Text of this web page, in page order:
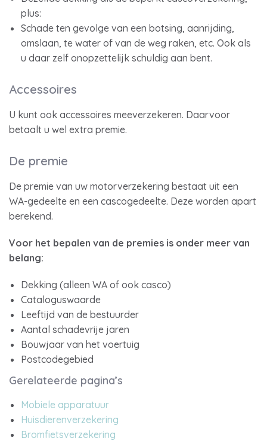
plus:
Schade ten gevolge van een botsing, aanrijding,
omslaan, te water of van de weg raken, etc. Ook als
u daar zelf onopzettelijk schuldig aan bent.
Accessoires
U kunt ook accessoires meeverzekeren. Daarvoor
betaalt u wel extra premie.
De premie
De premie van uw motorverzekering bestaat uit een
WA-gedeelte en een cascogedeelte. Deze worden apart
berekend.
Voor het bepalen van de premies is onder meer van
belang:
Dekking (alleen WA of ook casco)
Cataloguswaarde
Leeftijd van de bestuurder
Aantal schadevrije jaren
Bouwjaar van het voertuig
Postcodegebied
Gerelateerde pagina’s
Mobiele apparatuur
Huisdierenverzekering
Bromfietsverzekering